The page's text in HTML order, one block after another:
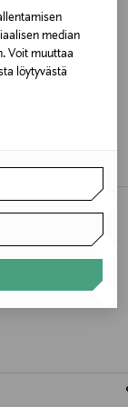
median
Voit muuttaa
löytyvästä
PricePrice
€